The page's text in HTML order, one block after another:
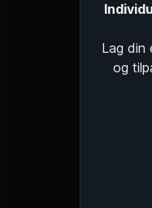
Lag din
og